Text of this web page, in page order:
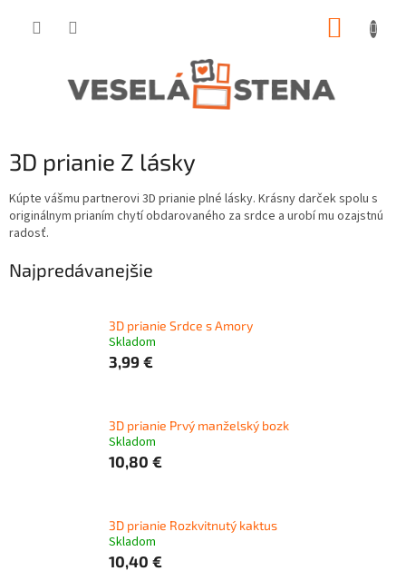
3D prianie Z lásky
Kúpte vášmu partnerovi 3D prianie plné lásky. Krásny darček spolu s
originálnym prianím chytí obdarovaného za srdce a urobí mu ozajstnú
radosť.
Najpredávanejšie
3D prianie Srdce s Amory
Skladom
3,99 €
3D prianie Prvý manželský bozk
Skladom
10,80 €
3D prianie Rozkvitnutý kaktus
Skladom
10,40 €